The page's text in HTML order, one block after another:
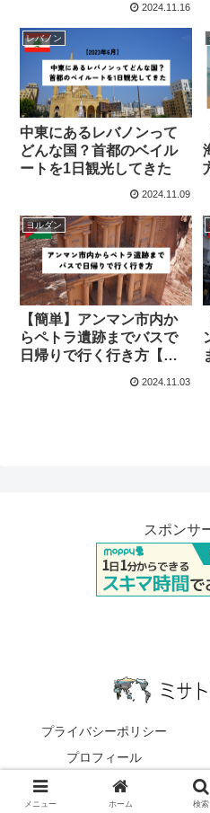
2024.11.16
レバノン
中東にあるレバノンって
どんな国？首都のベイル
ートを1日観光してきた
2024.11.09
ヨルダン
【簡単】アンマン市内か
らペトラ遺跡までバスで
日帰りで行く行き方【ヨ
2024.11.03
スポンサ
プライバシーポリシー
プロフィール
© 2023 ミ
メニュー ホーム 検索